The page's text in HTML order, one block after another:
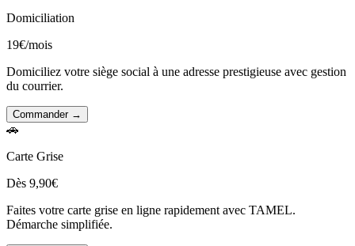
Domiciliation
19€/mois
Domiciliez votre siège social à une adresse prestigieuse avec gestion
du courrier.
Commander →
🚗
Carte Grise
Dès 9,90€
Faites votre carte grise en ligne rapidement avec TAMEL.
Démarche simplifiée.